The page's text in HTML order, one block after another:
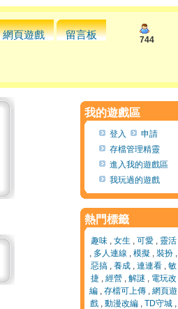
網頁遊戲 留言板 744
我的遊戲區
登入
申請
存檔管理精靈
進入我的遊戲區
我玩過的遊戲
熱門標籤
趣味, 女生 , 可愛, 靈活
, 多人連線 , 模擬 , 裝扮 ,
惡搞, 養成, 連連看, 敏
捷, 經營, 解謎 , 電玩改
編 , 存檔可上傳 , 網頁遊
戲 , 動漫改編 , TD守城 ,